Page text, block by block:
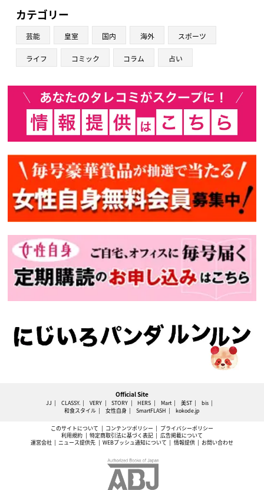
カテゴリー
芸能 皇室 国内 海外 スポーツ
ライフ コミック コラム 占い
Official Site
JJ CLASSY. VERY STORY HERS Mart 美ST
bis
和食スタイル
女性自身 SmartFLASH kokode.jp
このサイトについて コンテンツポリシー
プライバシーポリシー
利用規約
特定商取引法に基づく表記
広告掲載について
運営会社
ニュース提供先 WEBプッシュ通知について 情報提供 お問い合わせ